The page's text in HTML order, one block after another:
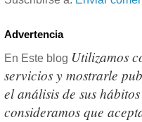
Advertencia
En Este blog Utilizamos
servicios y mostrarle
el análisis de sus
consideramos que